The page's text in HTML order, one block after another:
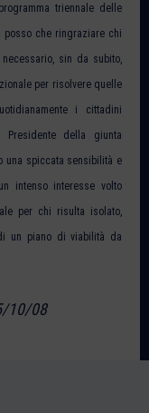
triennale delle
posso che ringraziare chi
sin da subito,
per risolvere quelle
i cittadini
Presidente della giunta
una spiccata sensibilità e
intenso interesse volto
per chi risulta isolato,
un piano di viabilità da
10/08